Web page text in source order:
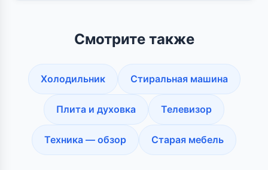
Смотрите также
Холодильник Стиральная машина
Плита и духовка Телевизор
Техника — обзор Старая мебель